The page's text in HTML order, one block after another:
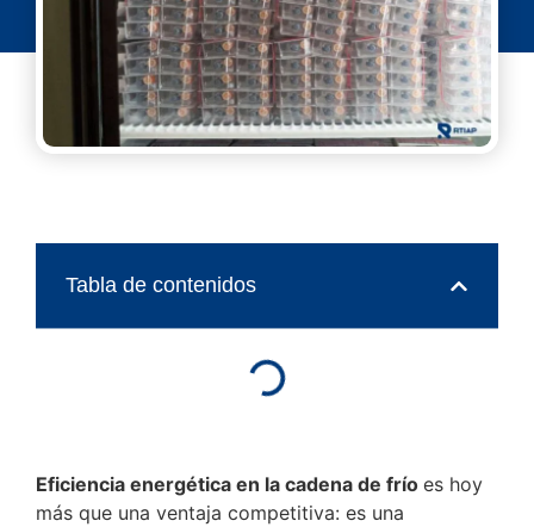
Tabla de contenidos
Eficiencia energética en la cadena de frío es hoy
más que una ventaja competitiva: es una